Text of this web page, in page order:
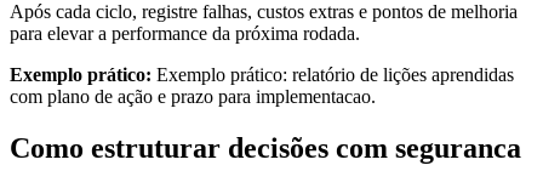
Após cada ciclo, registre falhas, custos extras e pontos de melhoria
para elevar a performance da próxima rodada.
Exemplo prático: Exemplo prático: relatório de lições aprendidas
com plano de ação e prazo para implementacao.
Como estruturar decisões com seguranca